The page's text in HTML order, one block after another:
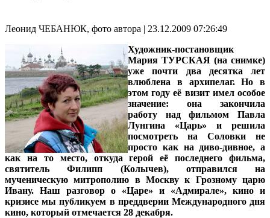
Леонид ЧЕБАНЮК, фото автора | 23.12.2009 07:26:49
Художник-постановщик
Мария ТУРСКАЯ (на снимке)
уже почти два десятка лет
влюблена в архипелаг. Но в
этом году её визит имел особое
значение: она закончила
работу над фильмом Павла
Лунгина «Царь» и решила
посмотреть на Соловки не
просто как на диво-дивное, а
как на то место, откуда герой её последнего фильма,
святитель Филипп (Колычев), отправился на
мученическую митрополию в Москву к Грозному царю
Ивану. Наш разговор о «Царе» и «Адмирале», кино и
кризисе мы публикуем в преддверии Международного дня
кино, который отмечается 28 декабря.